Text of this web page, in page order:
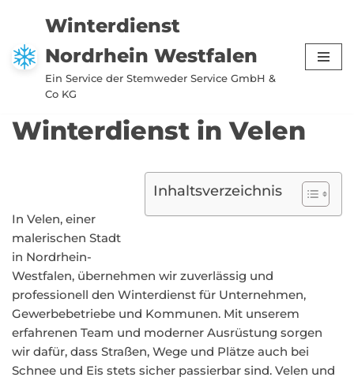
Zum
Inhalt
springen
Winterdienst
Nordrhein Westfalen
Ein Service der Stemweder Service GmbH &
Co KG
Winterdienst in Velen
Inhaltsverzeichnis
In Velen, einer
malerischen Stadt
in Nordrhein-
Westfalen, übernehmen wir zuverlässig und
professionell den Winterdienst für Unternehmen,
Gewerbebetriebe und Kommunen. Mit unserem
erfahrenen Team und moderner Ausrüstung sorgen
wir dafür, dass Straßen, Wege und Plätze auch bei
Schnee und Eis stets sicher passierbar sind. Velen und